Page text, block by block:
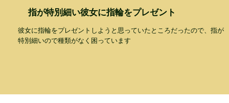
指が特別細い彼女に指輪をプレゼント
彼女に指輪をプレゼントしようと思っていたところだったので、指が
特別細いので種類がなく困っています